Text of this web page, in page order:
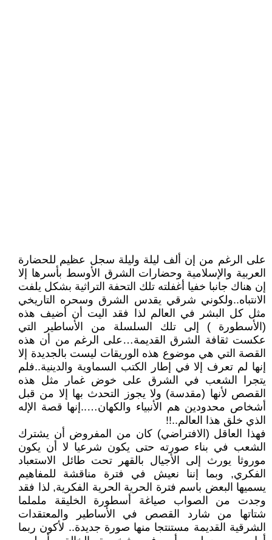
على الرغم من إن ألف ليلة وليلة سجل عظيم للحضارة
العربية والإسلامية وحضارات الشرق الأوسط بأسرها إلا
إن هناك جانبا خفيا أغفلته تلك التحفة التراثية بشكل يلفت
الانتباه..ولكوني شرقي يقدس الشرق وسحره التاريخي
مثل كل البشر في العالم لذا فقد اليت أن أضيف هذه
(الأسطورة ) إلى تلك السلسلة من الأساطير التي
عكست ثقافة الشرق القديمة…على الرغم من أن هذه
القصة التي هي موضوع هذه الوريقات ليست بالجديدة إلا
إنها لم تعرف إلا في إطار الكتب السماوية والدينية..فلم
يتجرا الشعب في الشرق على خوض غمار مثل هذه
القصص لأنها (مقدسة) ولا يجوز التحدث بها إلا من قبل
أشخاص محدودين هم الأنبياء والكهان…..إنها قصة الإله
الذي خلق هذا العالم..!!
فهذا العاقل (الافتراضي) كان من المفروض أن يشترك
الشعب في بناء صورته حتى يكون شرعيا لا أن يكون
موروثا يورث إلى الأجيال بالقهر تحت طائل الاستعباد
الفكري, وبما إننا نعيش في فترة مناقشة للمفاهيم
يسميها البعض باسم فترة الحرية الحرية الفكرية, لذا فقد
وجدت من الصواب صياغة أسطورة الخليقة ململما
شتاتها من شارد القصص في الأساطير والمعتقدات
الشرقية القديمة مستنتجا منها صورة جديدة.. لأكون ربما